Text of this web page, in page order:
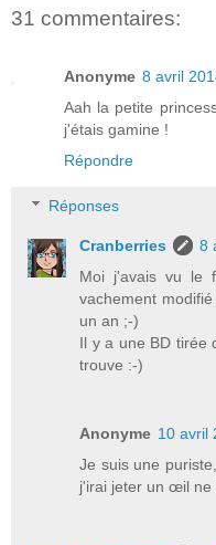
31 commentaires:
Anonyme 8 avril
Aah la petite
j'étais gamine !
Répondre
Réponses
Cranberries
8
Moi j'avais vu le
vachement
un an ;-)
Il y a une BD tirée
trouve :-)
Anonyme 10 avril
Je suis une
j'irai jeter un œil ne